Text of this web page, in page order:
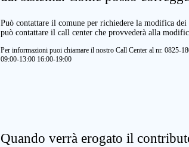
Può contattare il comune per richiedere la modifica
può contattare il call center che provvederà alla
Per informazioni puoi chiamare il nostro Call Center al nr. 0825-
09:00-13:00 16:00-19:00
Quando verrà erogato il